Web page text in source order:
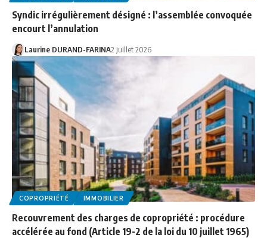
Syndic irrégulièrement désigné : l’assemblée convoquée
encourt l’annulation
Laurine DURAND-FARINA2 juillet 2026
COPROPRIÉTÉ IMMOBILIER
Recouvrement des charges de copropriété : procédure
accélérée au fond (Article 19-2 de la loi du 10 juillet 1965)